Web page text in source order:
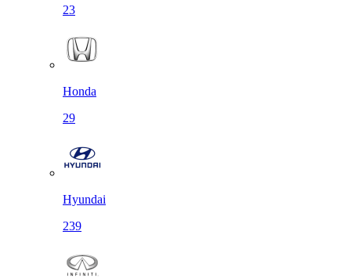
23
Honda
29
Hyundai
239